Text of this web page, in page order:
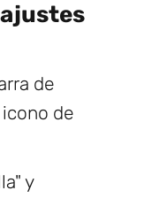
ajustes
de
de
y